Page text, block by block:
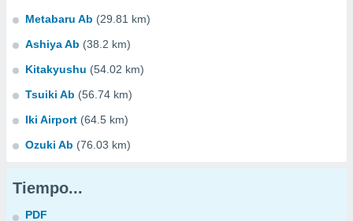
Metabaru Ab (29.81 km)
Ashiya Ab (38.2 km)
Kitakyushu (54.02 km)
Tsuiki Ab (56.74 km)
Iki Airport (64.5 km)
Ozuki Ab (76.03 km)
Tiempo...
PDF